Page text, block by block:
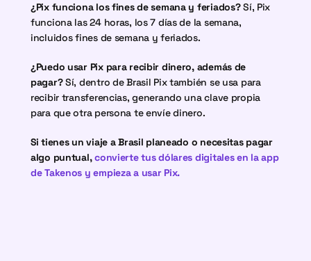
¿Pix funciona los fines de semana y feriados? Sí, Pix
funciona las 24 horas, los 7 días de la semana,
incluidos fines de semana y feriados.
¿Puedo usar Pix para recibir dinero, además de
pagar? Sí, dentro de Brasil Pix también se usa para
recibir transferencias, generando una clave propia
para que otra persona te envíe dinero.
Si tienes un viaje a Brasil planeado o necesitas pagar
algo puntual, convierte tus dólares digitales en la app
de Takenos y empieza a usar Pix.